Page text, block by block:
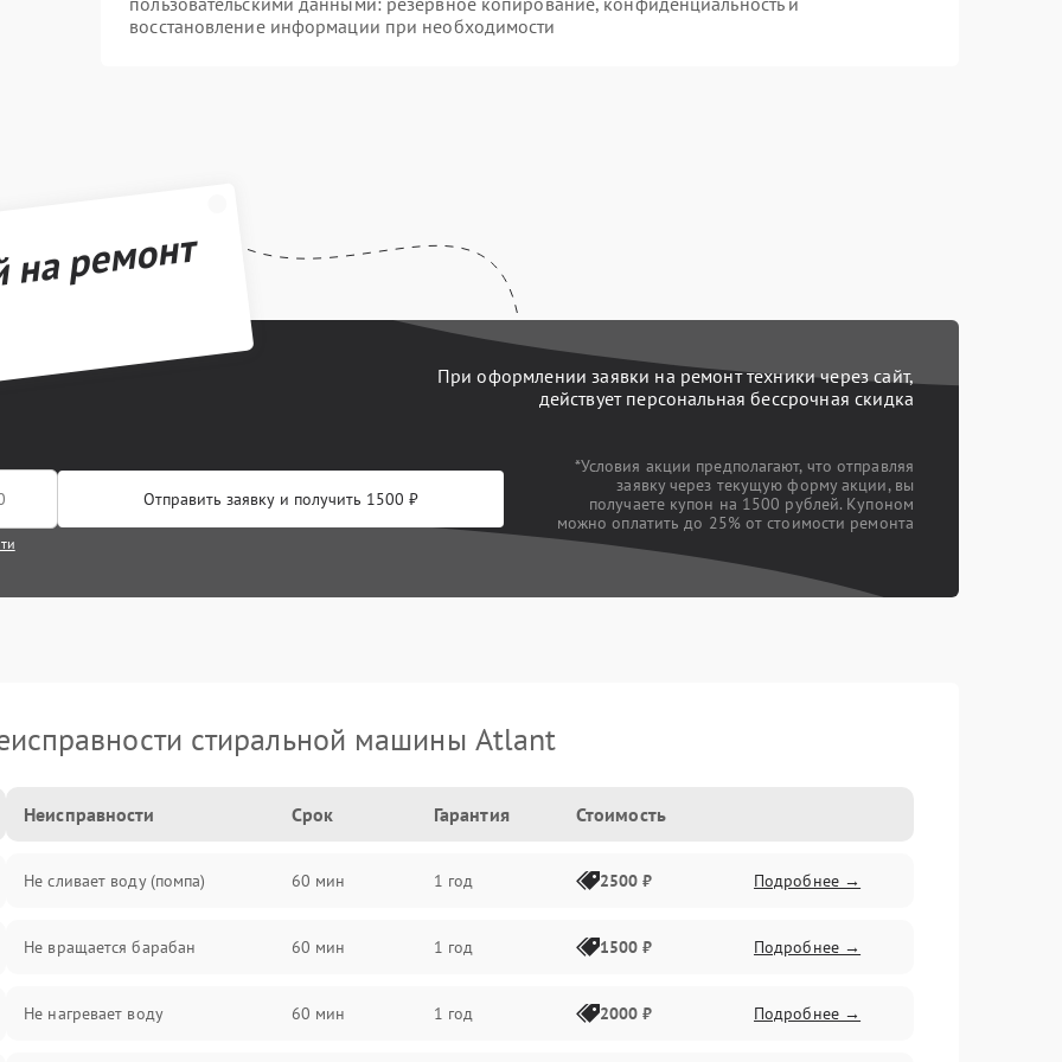
восстановление информации при необходимости
ремонт
При оформлении заявки на ремонт техники через сайт,
действует персональная бессрочная скидка
Отправить заявку и получить 1500 ₽
*Условия акции предполагают, что отправляя
заявку через текущую форму акции, вы
получаете купон на 1500 рублей. Купоном
можно оплатить до 25% от стоимости ремонта
стиральной машины Atlant
Неисправности Срок Гарантия Стоимость
Не сливает воду (помпа) 60 мин 1 год 2500 ₽ Подробнее →
Не вращается барабан 60 мин 1 год 1500 ₽ Подробнее →
Не нагревает воду 60 мин 1 год 2000 ₽ Подробнее →